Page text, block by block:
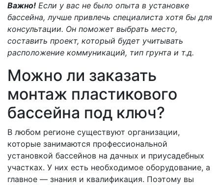
Важно! Если у вас не было опыта в установке
бассейна, лучше привлечь специалиста хотя бы для
консультации. Он поможет выбрать место,
составить проект, который будет учитывать
расположение коммуникаций, тип грунта и т.д.
Можно ли заказать
монтаж пластикового
бассейна под ключ?
В любом регионе существуют организации,
которые занимаются профессиональной
установкой бассейнов на дачных и приусадебных
участках. У них есть необходимое оборудование, а
главное — знания и квалификация. Поэтому вы